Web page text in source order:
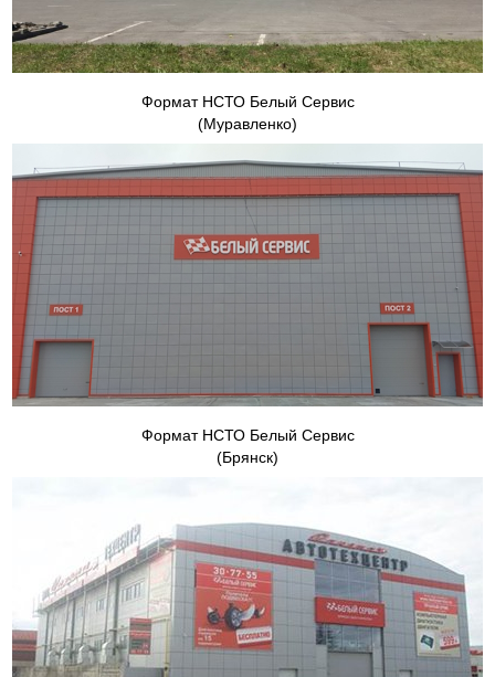
Формат НСТО Белый Сервис
(Муравленко)
Формат НСТО Белый Сервис
(Брянск)